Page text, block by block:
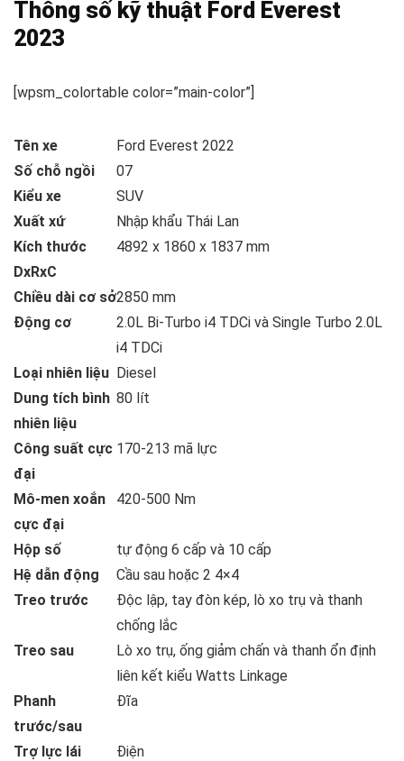
Thông số kỹ thuật Ford Everest
2023
[wpsm_colortable color=”main-color”]
Tên xe
Ford Everest 2022
Số chỗ ngồi
07
Kiểu xe
SUV
Xuất xứ
Nhập khẩu Thái Lan
Kích thước
DxRxC
4892 x 1860 x 1837 mm
Chiều dài cơ sở2850 mm
Động cơ
2.0L Bi-Turbo i4 TDCi và Single Turbo 2.0L
i4 TDCi
Loại nhiên liệu Diesel
Dung tích bình
nhiên liệu
80 lít
Công suất cực
đại
170-213 mã lực
Mô-men xoắn
cực đại
420-500 Nm
Hộp số
tự động 6 cấp và 10 cấp
Hệ dẫn động
Cầu sau hoặc 2 4×4
Treo trước
Độc lập, tay đòn kép, lò xo trụ và thanh
chống lắc
Treo sau
Lò xo trụ, ống giảm chấn và thanh ổn định
liên kết kiểu Watts Linkage
Phanh
trước/sau
Đĩa
Trợ lực lái
Điện